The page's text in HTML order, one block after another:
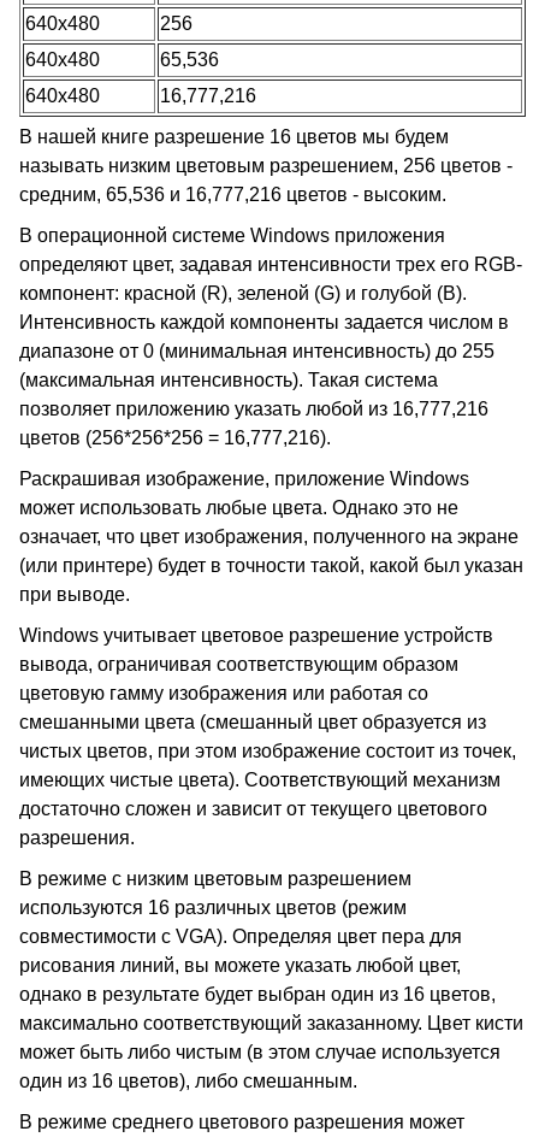
640x480
256
640x480
65,536
640x480
16,777,216
В нашей книге разрешение 16 цветов мы будем
называть низким цветовым разрешением, 256 цветов -
средним, 65,536 и 16,777,216 цветов - высоким.
В операционной системе Windows приложения
определяют цвет, задавая интенсивности трех его RGB-
компонент: красной (R), зеленой (G) и голубой (B).
Интенсивность каждой компоненты задается числом в
диапазоне от 0 (минимальная интенсивность) до 255
(максимальная интенсивность). Такая система
позволяет приложению указать любой из 16,777,216
цветов (256*256*256 = 16,777,216).
Раскрашивая изображение, приложение Windows
может использовать любые цвета. Однако это не
означает, что цвет изображения, полученного на экране
(или принтере) будет в точности такой, какой был указан
при выводе.
Windows учитывает цветовое разрешение устройств
вывода, ограничивая соответствующим образом
цветовую гамму изображения или работая со
смешанными цвета (смешанный цвет образуется из
чистых цветов, при этом изображение состоит из точек,
имеющих чистые цвета). Соответствующий механизм
достаточно сложен и зависит от текущего цветового
разрешения.
В режиме с низким цветовым разрешением
используются 16 различных цветов (режим
совместимости с VGA). Определяя цвет пера для
рисования линий, вы можете указать любой цвет,
однако в результате будет выбран один из 16 цветов,
максимально соответствующий заказанному. Цвет кисти
может быть либо чистым (в этом случае используется
один из 16 цветов), либо смешанным.
В режиме среднего цветового разрешения может